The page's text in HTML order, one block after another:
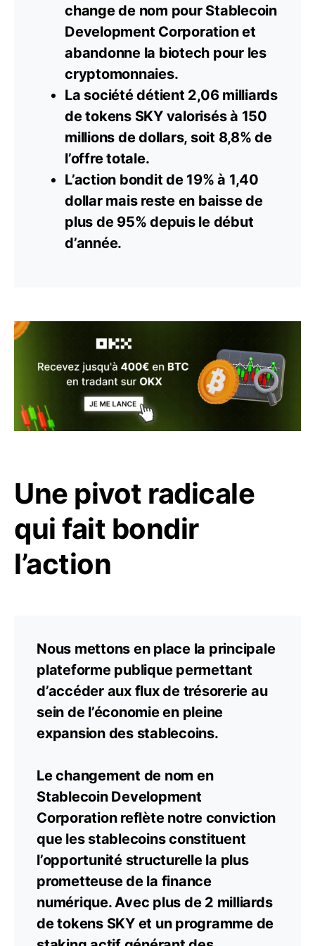
change de nom pour Stablecoin
Development Corporation et
abandonne la biotech pour les
cryptomonnaies.
La société détient 2,06 milliards
de tokens SKY valorisés à 150
millions de dollars, soit 8,8% de
l’offre totale.
L’action bondit de 19% à 1,40
dollarmais reste en baisse de
plus de 95% depuis le début
d’année.
Une pivot radicale
qui fait bondir
l’action
Nous mettons en place la principale
plateforme publique permettant
d’accéder aux flux de trésorerie au
sein de l’économie en pleine
expansion des stablecoins.
Le changement de nom en
Stablecoin Development
Corporation reflète notre conviction
que les stablecoins constituent
l’opportunité structurelle la plus
prometteuse de la finance
numérique. Avec plus de 2 milliards
de tokens SKY et un programme de